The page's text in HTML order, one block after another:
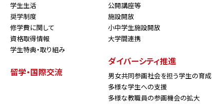
学生生活
奨学制度
修学費に関して
資格取得情報
学生特典・取り組み
留学・国際交流
公開講座等
施設開放
小中学生施設開放
大学間連携
ダイバーシティ推進
男女共同参画社会を担う学生の育成
多様な学生への支援
多様な教職員の参画機会の拡大